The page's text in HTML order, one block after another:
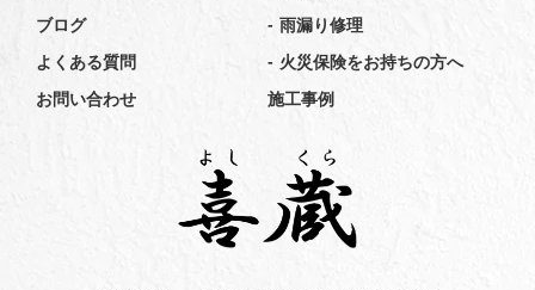
ブログ
よくある質問
お問い合わせ
- 雨漏り修理
- 火災保険をお持ちの方へ
施工事例